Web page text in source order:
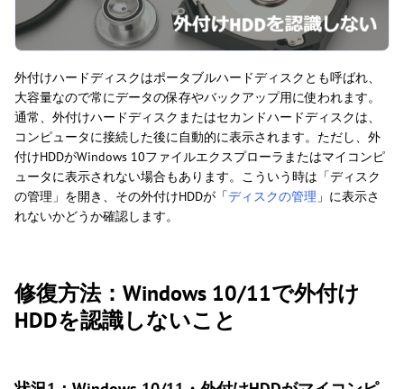
外付けハードディスクはポータブルハードディスクとも呼ばれ、
大容量なので常にデータの保存やバックアップ用に使われます。
通常、外付けハードディスクまたはセカンドハードディスクは、
コンピュータに接続した後に自動的に表示されます。ただし、外
付けHDDがWindows 10ファイルエクスプローラまたはマイコンピ
ュータに表示されない場合もあります。こういう時は「ディスク
の管理」を開き、その外付けHDDが「ディスクの管理 」に表示さ
れないかどうか確認します。
修復方法：Windows 10/11で外付け
HDDを認識しないこと